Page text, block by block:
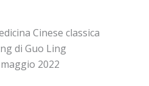
Cinese classica
di Guo Ling
2022